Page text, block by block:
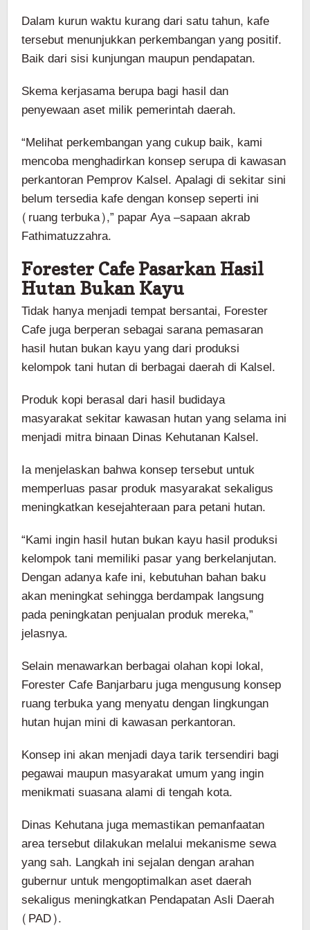
Dalam kurun waktu kurang dari satu tahun, kafe
tersebut menunjukkan perkembangan yang positif.
Baik dari sisi kunjungan maupun pendapatan.
Skema kerjasama berupa bagi hasil dan
penyewaan aset milik pemerintah daerah.
“Melihat perkembangan yang cukup baik, kami
mencoba menghadirkan konsep serupa di kawasan
perkantoran Pemprov Kalsel. Apalagi di sekitar sini
belum tersedia kafe dengan konsep seperti ini
(ruang terbuka),” papar Aya –sapaan akrab
Fathimatuzzahra.
Forester Cafe Pasarkan Hasil
Hutan Bukan Kayu
Tidak hanya menjadi tempat bersantai, Forester
Cafe juga berperan sebagai sarana pemasaran
hasil hutan bukan kayu yang dari produksi
kelompok tani hutan di berbagai daerah di Kalsel.
Produk kopi berasal dari hasil budidaya
masyarakat sekitar kawasan hutan yang selama ini
menjadi mitra binaan Dinas Kehutanan Kalsel.
Ia menjelaskan bahwa konsep tersebut untuk
memperluas pasar produk masyarakat sekaligus
meningkatkan kesejahteraan para petani hutan.
“Kami ingin hasil hutan bukan kayu hasil produksi
kelompok tani memiliki pasar yang berkelanjutan.
Dengan adanya kafe ini, kebutuhan bahan baku
akan meningkat sehingga berdampak langsung
pada peningkatan penjualan produk mereka,”
jelasnya.
Selain menawarkan berbagai olahan kopi lokal,
Forester Cafe Banjarbaru juga mengusung konsep
ruang terbuka yang menyatu dengan lingkungan
hutan hujan mini di kawasan perkantoran.
Konsep ini akan menjadi daya tarik tersendiri bagi
pegawai maupun masyarakat umum yang ingin
menikmati suasana alami di tengah kota.
Dinas Kehutana juga memastikan pemanfaatan
area tersebut dilakukan melalui mekanisme sewa
yang sah. Langkah ini sejalan dengan arahan
gubernur untuk mengoptimalkan aset daerah
sekaligus meningkatkan Pendapatan Asli Daerah
(PAD).